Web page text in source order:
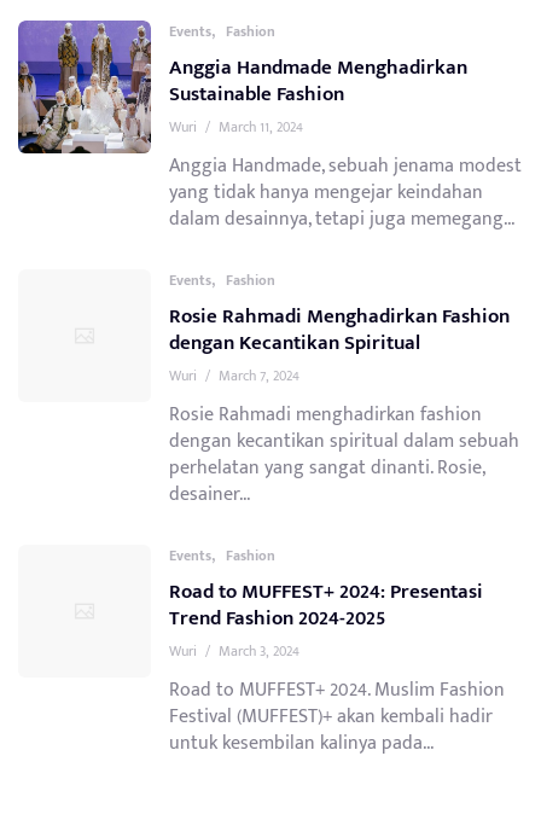
Events, Fashion
Anggia Handmade Menghadirkan
Sustainable Fashion
Wuri / March 11, 2024
Anggia Handmade, sebuah jenama modest
yang tidak hanya mengejar keindahan
dalam desainnya, tetapi juga memegang...
Events, Fashion
Rosie Rahmadi Menghadirkan Fashion
dengan Kecantikan Spiritual
Wuri / March 7, 2024
Rosie Rahmadi menghadirkan fashion
dengan kecantikan spiritual dalam sebuah
perhelatan yang sangat dinanti. Rosie,
desainer...
Events, Fashion
Road to MUFFEST+ 2024: Presentasi
Trend Fashion 2024-2025
Wuri / March 3, 2024
Road to MUFFEST+ 2024. Muslim Fashion
Festival (MUFFEST)+ akan kembali hadir
untuk kesembilan kalinya pada...